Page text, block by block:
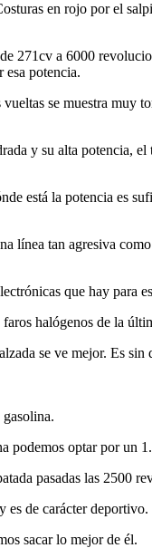
en rojo por el
a 6000
esa potencia.
se muestra muy
y su alta potencia,
está la potencia es
línea tan agresiva
que hay para
halógenos de la
se ve mejor. Es
podemos optar por
pasadas las 2500
es de carácter deportivo.
sacar lo mejor de él.